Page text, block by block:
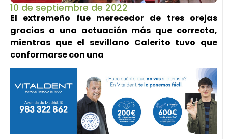
10 de septiembre de 2022
El extremeño fue merecedor de tres orejas
gracias a una actuación más que correcta,
mientras que el sevillano Calerito tuvo que
conformarse con una